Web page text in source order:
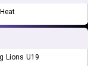
Lions U19